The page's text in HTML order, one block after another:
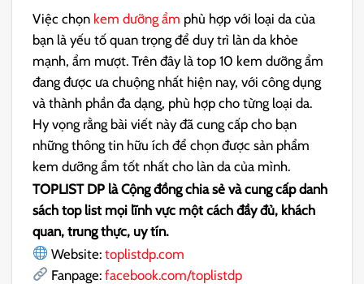
Việc chọn kem dưỡng ẩm phù hợp với loại da của
bạn là yếu tố quan trọng để duy trì làn da khỏe
mạnh, ẩm mượt. Trên đây là top 10 kem dưỡng ẩm
đang được ưa chuộng nhất hiện nay, với công dụng
và thành phần đa dạng, phù hợp cho từng loại da.
Hy vọng rằng bài viết này đã cung cấp cho bạn
những thông tin hữu ích để chọn được sản phẩm
kem dưỡng ẩm tốt nhất cho làn da của mình.
TOPLIST DP là Cộng đồng chia sẻ và cung cấp danh
sách top list mọi lĩnh vực một cách đầy đủ, khách
quan, trung thực, uy tín.
Website:toplistdp.com
Fanpage:facebook.com/toplistdp